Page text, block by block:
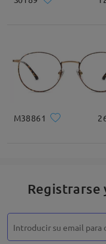
M38861
Registrarse